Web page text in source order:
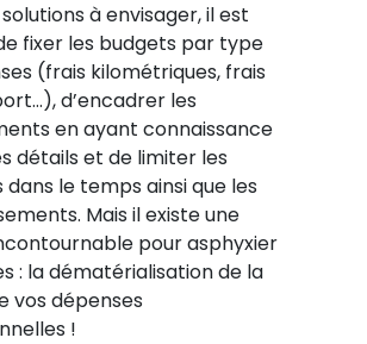
à envisager, il est
fixer les budgets par type
(frais kilométriques, frais
d’encadrer les
en ayant connaissance
détails et de limiter les
dans le temps ainsi que les
Mais il existe une
pour asphyxier
: la dématérialisation de la
vos dépenses
!